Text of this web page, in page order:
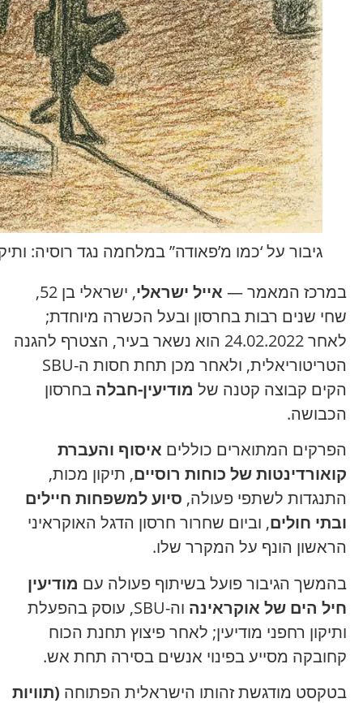
גיבור על ‘כמו מ’פאודה” במלחמה נגד רוסיה:
במרכז המאמר — אייל ישראלי
, ישראלי בן 52,
שחי שנים רבות בחרסון ובעל הכשרה מיוחדת;
לאחר 24.02.2022 הוא נשאר בעיר, הצטרף להגנה
הטריטוריאלית, ולאחר מכן תחת חסות ה-SBU
הקים קבוצה קטנה של מודיעין-חבלה בחרסון
הכבושה.
הפרקים המתוארים כוללים איסוף והעברת
קואורדינטות של כוחות רוסיים, תיקון מכות,
התנגדות לשתפי פעולה, סיוע למשפחות חיילים
ובתי חולים, וביום שחרור חרסון הדגל האוקראיני
הראשון הונף על המקרר שלו.
בהמשך הגיבור פועל בשיתוף פעולה עם מודיעין
חיל הים של אוקראינה
וה-SBU, עוסק בהפעלת
ותיקון רחפני מודיעין; לאחר פיצוץ תחנת הכוח
קחובקה מסייע בפינוי אנשים בסירה תחת אש.
בטקסט מודגשת זהותו הישראלית הפתוחה (תוויות